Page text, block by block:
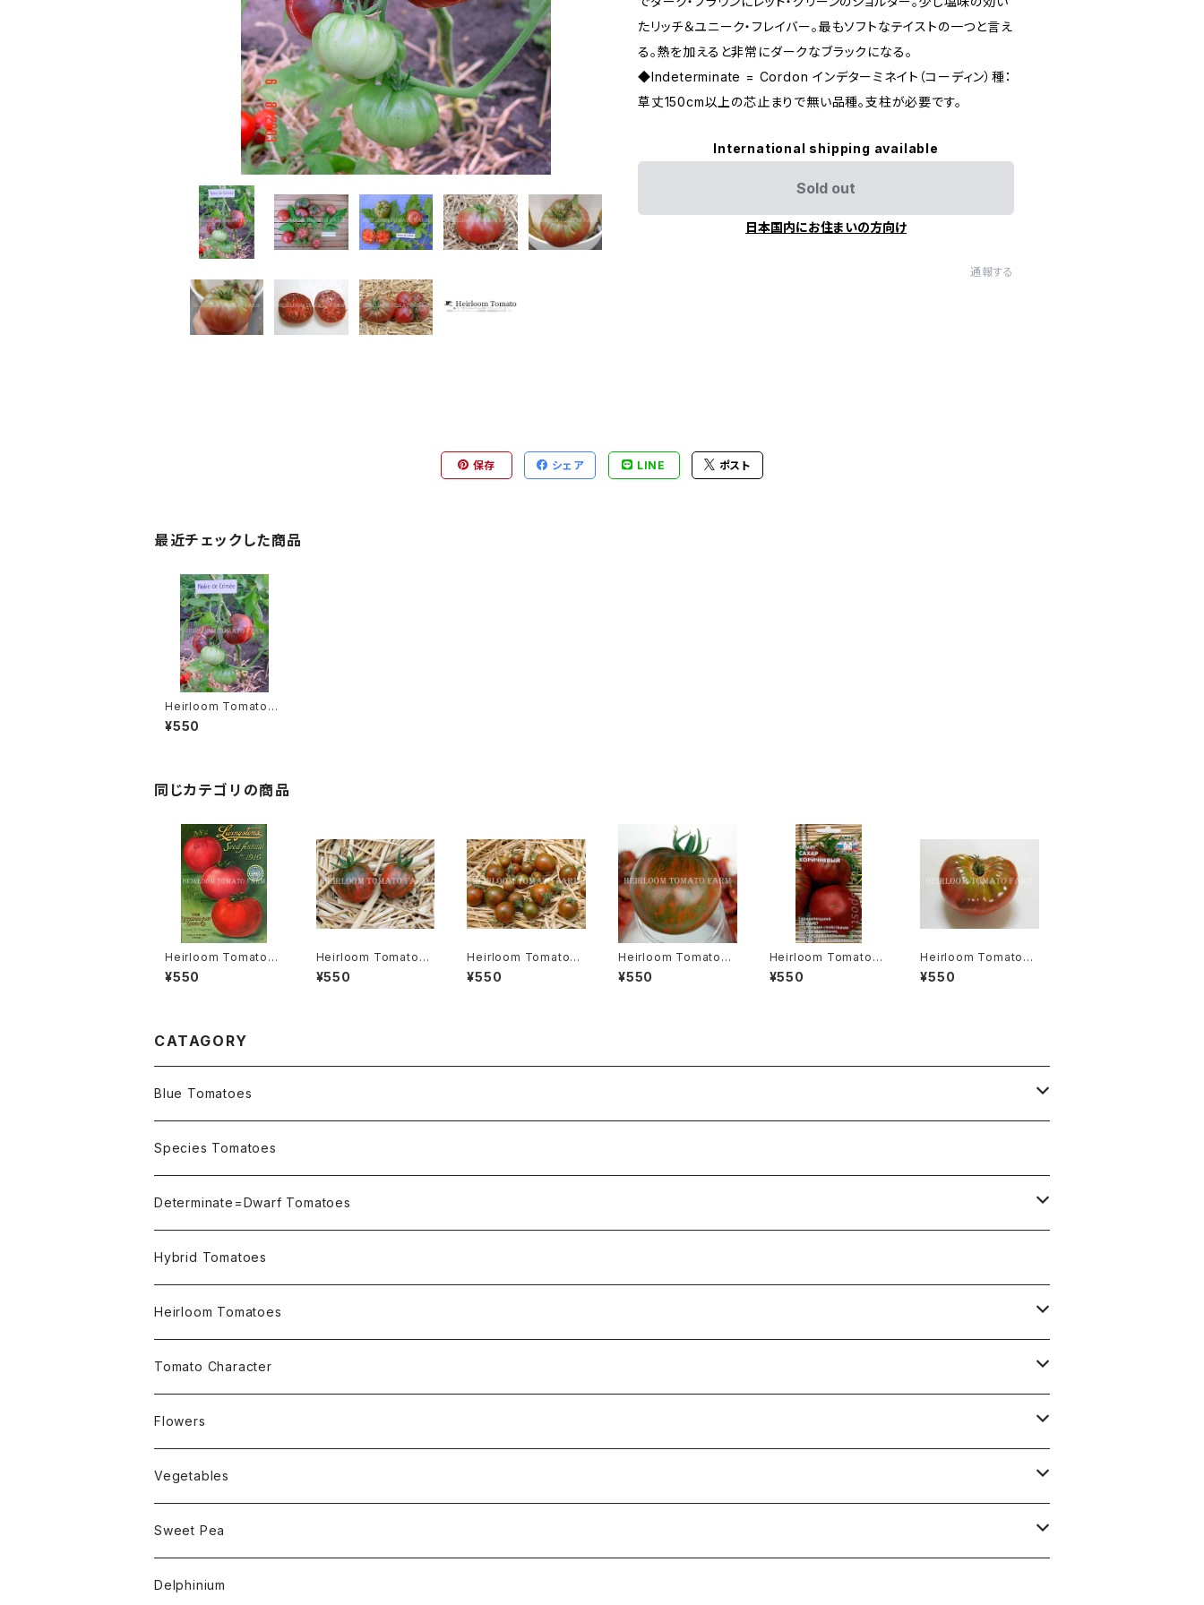
たリッチ＆ユニーク・フレイバー。最もソフトなテイストの一つと言え
る。熱を加えると非常にダークなブラックになる。
◆Indeterminate = Cordon インデターミネイト（コーディン）種：
草丈150cm以上の芯止まりで無い品種。支柱が必要です。
International shipping available
Sold out
日本国内にお住まいの方向け
通報する
保存 シェア LINE ポスト
最近チェックした商品
Heirloom Tomato®
Noire De Crimee エ
アルーム・トマト・ノワー
¥550
同じカテゴリの商品
Heirloom Tomato®
Livingston’s Beauty
エアルーム・トマト・リビ
¥550
Heirloom Tomato®
Black Vernissage エ
アルーム・トマト・ブラッ
¥550
Heirloom Tomato®
Black Zebra Cherry
エアルーム・トマト・ブラ
¥550
Heirloom Tomato®
Black Zebra エアルー
ム・トマト・ブラック・ゼブ
¥550
Heirloom Tomato®
Brown Sugar エアル
ーム・トマト・ブラウン・
¥550
Heirloom Tomato®
Grosse Verte Rose
エアルーム・トマト・グロ
¥550
CATAGORY
Blue Tomatoes
OSU INDIGO Series
Not OSU Blue Tomatoes
Species Tomatoes
Determinate=Dwarf Tomatoes
Micro Determinate 10cm~30cm
Small Determinate 30cm~50cm
Medium Determinate 50~100cm
Large Determinate 100~150cm
Semi Indeterminate ~150cm
Hybrid Tomatoes
Heirloom Tomatoes
Amber Heirloom Tomatoes
Bi-Color Heirloom Tomatoes
Black Heirloom Tomatoes
Colorful Heirloom Tomatoes
Crimson Heirloom Tomatoes
Tomato Character
Culinary Uses
For Canning
For Dry
Disease Resistance
Alternaria Blight
Alternaria Stem Canker
Disorders Resitance
Cold 耐寒性
Flesh or Inside
Flowers
Nasturtium・ナスターチウム
Vegetables
Amaranthus・アマランサス
Artichoke・アーチチョーク
Sweet Pea
Dwarf・ドワーフ
Delphinium